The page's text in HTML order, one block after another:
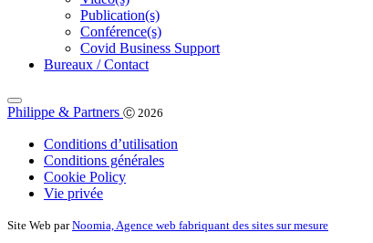
Publication(s)
Conférence(s)
Covid Business Support
Bureaux / Contact
Philippe & Partners Ⓒ 2026
Conditions d’utilisation
Conditions générales
Cookie Policy
Vie privée
Site Web parNoomia, Agence web fabriquant des sites sur mesure